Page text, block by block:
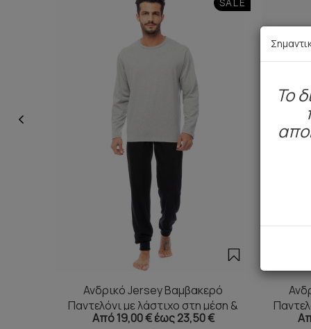
Ανδρικό Jersey Βαμβακερό
Παντελόνι με λάστιχο στη μέση &
μπάσκα [S-3XL]
Από 19,00 € έως 23,50 €
To